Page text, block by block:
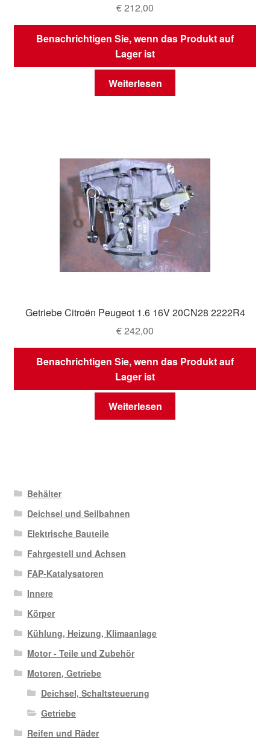
€212,00
Benachrichtigen Sie, wenn das Produkt auf
Lager ist
Weiterlesen
Getriebe Citroën Peugeot 1.6 16V 20CN28 2222R4
€242,00
Benachrichtigen Sie, wenn das Produkt auf
Lager ist
Weiterlesen
Behälter
Deichsel und Seilbahnen
Elektrische Bauteile
Fahrgestell und Achsen
FAP-Katalysatoren
Innere
Körper
Kühlung, Heizung, Klimaanlage
Motor - Teile und Zubehör
Motoren, Getriebe
Deichsel, Schaltsteuerung
Getriebe
Reifen und Räder